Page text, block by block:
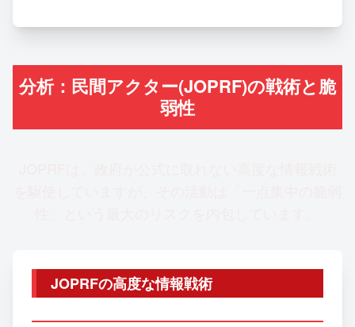
分析：民間アクター(JOPRF)の戦術と脆
弱性
JOPRFの高度な情報戦術